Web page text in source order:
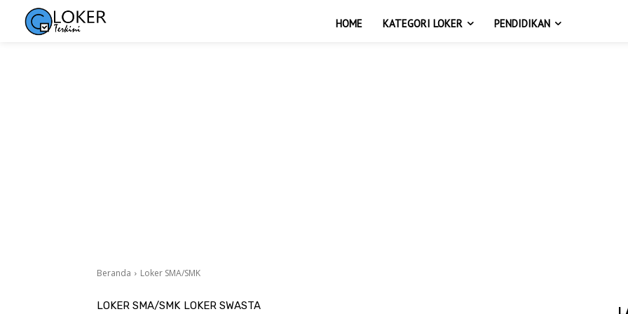
HOME KATEGORI LOKER PENDIDIKAN
Beranda Loker SMA/SMK
LOKER SMA/SMK LOKER SWASTA